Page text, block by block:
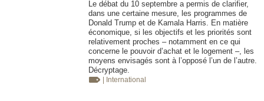
Le débat du 10 septembre a permis de clarifier,
dans une certaine mesure, les programmes de
Donald Trump et de Kamala Harris. En matière
économique, si les objectifs et les priorités sont
relativement proches – notamment en ce qui
concerne le pouvoir d’achat et le logement –, les
moyens envisagés sont à l’opposé l’un de l’autre.
Décryptage.
| International